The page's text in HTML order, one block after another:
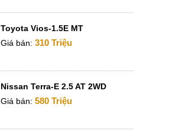
Toyota Vios-1.5E MT
Giá bán: 310 Triệu
Nissan Terra-E 2.5 AT 2WD
Giá bán: 580 Triệu